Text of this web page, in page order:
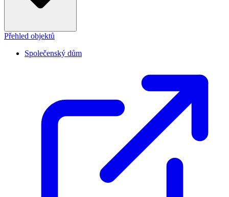
Přehled objektů
Společenský dům